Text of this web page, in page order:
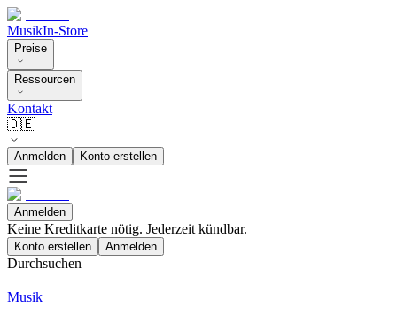
MusikIn-Store
Preise
Ressourcen
Kontakt
🇩🇪
Anmelden Konto erstellen
Anmelden
Keine Kreditkarte nötig. Jederzeit kündbar.
Konto erstellen Anmelden
Durchsuchen
Musik